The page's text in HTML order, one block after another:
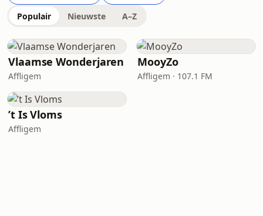
Populair Nieuwste A–Z
Vlaamse Wonderjaren
Affligem
MooyZo
Affligem · 107.1 FM
’t Is Vloms
Affligem